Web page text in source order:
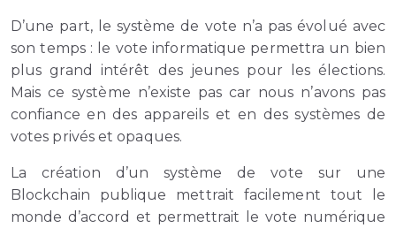
D’une part, le système de vote n’a pas évolué avec
son temps : le vote informatique permettra un bien
plus grand intérêt des jeunes pour les élections.
Mais ce système n’existe pas car nous n’avons pas
confiance en des appareils et en des systèmes de
votes privés et opaques.
La création d’un système de vote sur une
Blockchain publique mettrait facilement tout le
monde d’accord et permettrait le vote numérique